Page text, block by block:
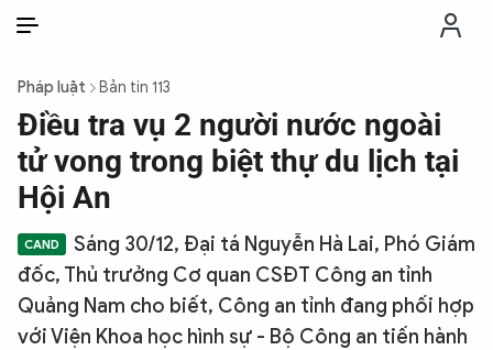
THỜI SỰ
CHỐNG DIỄN BIẾN HÒA BÌNH
CÔNG AN TRONG LÒNG DÂN
XÃ HỘI
Pháp luật Bản tin 113
Điều tra vụ 2 người nước ngoài
tử vong trong biệt thự du lịch tại
Hội An
Sáng 30/12, Đại tá Nguyễn Hà Lai, Phó Giám
đốc, Thủ trưởng Cơ quan CSĐT Công an tỉnh
Quảng Nam cho biết, Công an tỉnh đang phối hợp
với Viện Khoa học hình sự - Bộ Công an tiến hành